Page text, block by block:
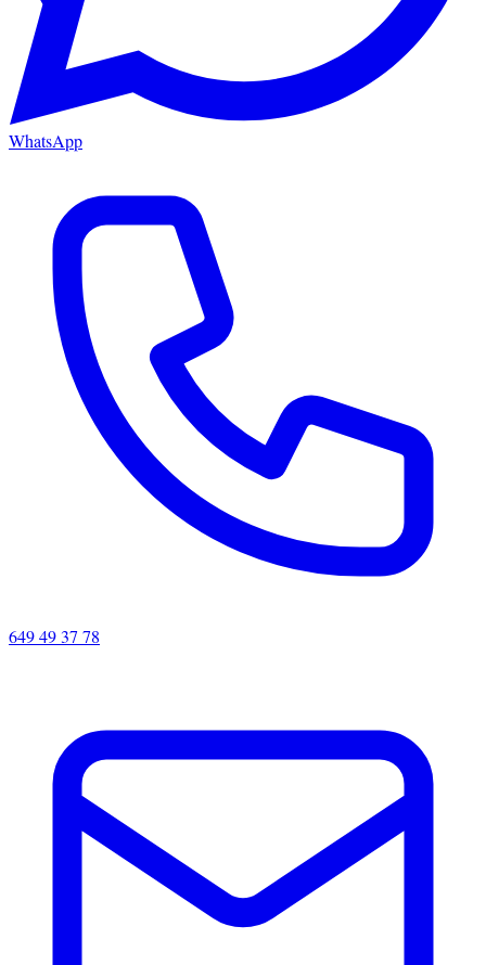
WhatsApp
649 49 37 78